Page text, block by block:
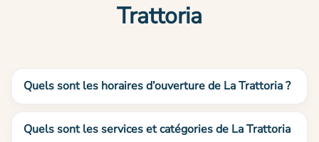
Trattoria
Quels sont les horaires d’ouverture de La Trattoria ?
Quels sont les services et catégories de La Trattoria